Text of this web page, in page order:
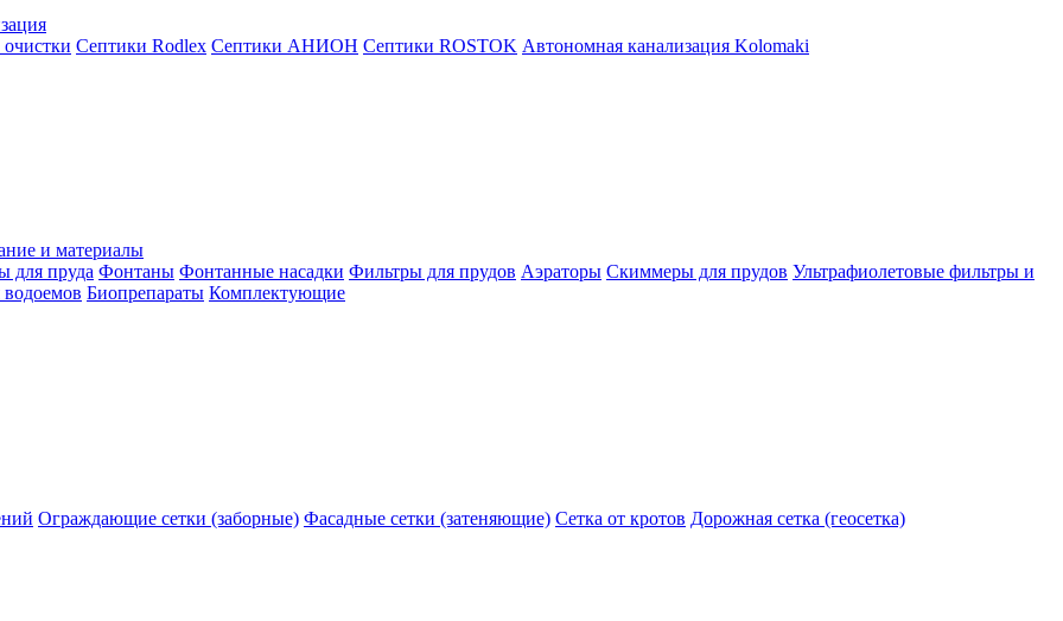
Септики Rodlex Септики АНИОН Септики ROSTOK Автономная канализация Kolomaki
и материалы
для пруда Фонтаны Фонтанные насадки Фильтры для прудов Аэраторы Скиммеры для прудов Ультрафиолетовые фильтры и
Биопрепараты Комплектующие
Ограждающие сетки (заборные) Фасадные сетки (затеняющие) Сетка от кротов Дорожная сетка (геосетка)